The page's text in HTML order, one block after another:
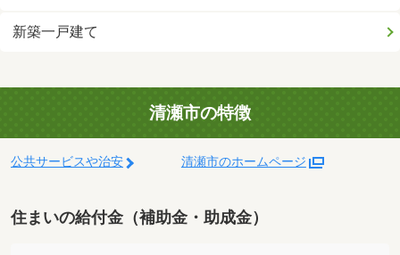
新築一戸建て
清瀬市の特徴
公共サービスや治安 清瀬市のホームページ
住まいの給付金（補助金・助成金）